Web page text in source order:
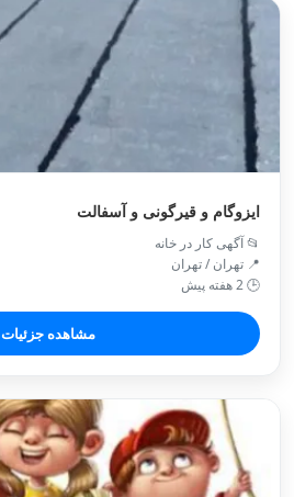
ایزوگام و قیرگونی و آسفالت
📂 آگهی کار در خانه
📍 تهران / تهران
🕒 2 هفته پیش
مشاهده جزئیات